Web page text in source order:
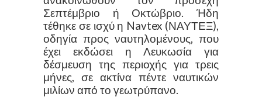
Σεπτέμβριο ή Οκτώβριο. Ήδη
τέθηκε σε ισχύ η Navtex (ΝΑΥΤΕΞ),
οδηγία προς ναυτηλομένους, που
έχει εκδώσει η Λευκωσία για
δέσμευση της περιοχής για τρεις
μήνες, σε ακτίνα πέντε ναυτικών
μιλίων από το γεωτρύπανο.